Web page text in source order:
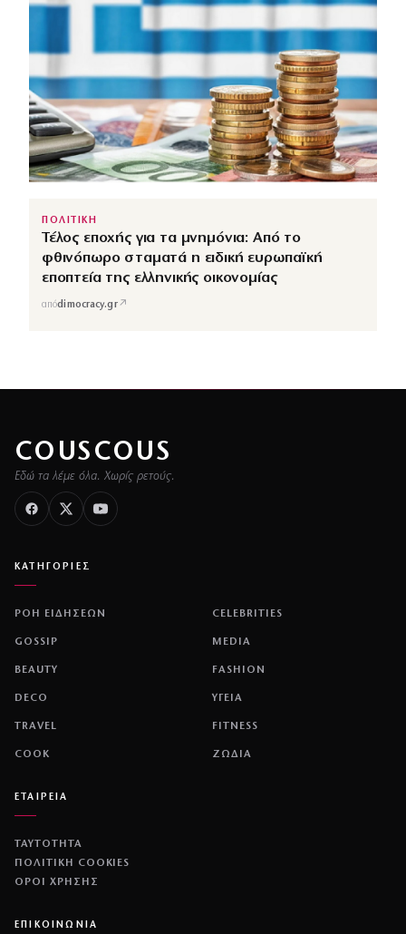
ΠΟΛΙΤΙΚΗ
Τέλος εποχής για τα μνημόνια: Από το
φθινόπωρο σταματά η ειδική ευρωπαϊκή
εποπτεία της ελληνικής οικονομίας
απόdimocracy.gr↗
COUSCOUS
Εδώ τα λέμε όλα. Χωρίς ρετούς.
ΚΑΤΗΓΟΡΙΕΣ
ΡΟΗ ΕΙΔΗΣΕΩΝ CELEBRITIES
GOSSIP MEDIA
BEAUTY FASHION
DECO ΥΓΕΙΑ
TRAVEL FITNESS
COOK ΖΩΔΙΑ
ΕΤΑΙΡΕΙΑ
ΤΑΥΤΟΤΗΤΑ
ΠΟΛΙΤΙΚΉ COOKIES
ΌΡΟΙ ΧΡΉΣΗΣ
ΕΠΙΚΟΙΝΩΝΙΑ